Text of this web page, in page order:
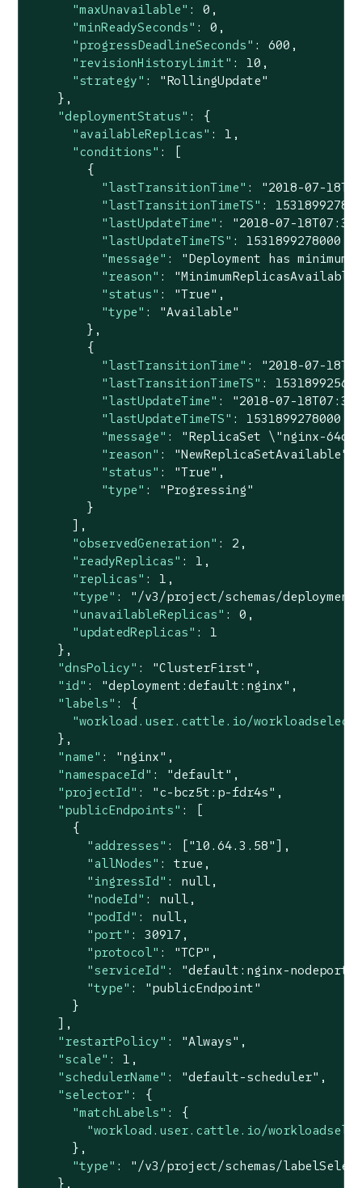
"maxUnavailable" : 0 ,
"minReadySeconds" : 0 ,
"progressDeadlineSeconds" : 600 ,
"revisionHistoryLimit" : 10 ,
"strategy" :
"RollingUpdate"
    },
"deploymentStatus" : {
"availableReplicas" : 1 ,
"conditions" : [
        {
"lastTransitionTime" :
"2018-07-
"lastTransitionTimeTS" :
"lastUpdateTime" :
"2018-07-
"lastUpdateTimeTS" : 1531899278000
"message" :
"Deployment has
"reason" :
"MinimumReplicasAvailable"
"status" : "True" ,
"type" :
"Available"
        },
        {
"lastTransitionTime" :
"2018-07-
"lastTransitionTimeTS" :
"lastUpdateTime" :
"2018-07-
"lastUpdateTimeTS" : 1531899278000
"message" :
"ReplicaSet \"nginx-
"reason" : "NewReplicaSetAvailable"
"status" : "True" ,
"type" :
"Progressing"
        }
      ],
"observedGeneration" : 2 ,
"readyReplicas" : 1 ,
"replicas" : 1 ,
"type" :
"/v3/project/schemas/
"unavailableReplicas" : 0 ,
"updatedReplicas" : 1
    },
"dnsPolicy" : "ClusterFirst" ,
"id" : "deployment:default:nginx" ,
"labels" : {
"workload.user.cattle.io/
    },
"name" : "nginx" ,
"namespaceId" : "default" ,
"projectId" : "c-bcz5t:p-fdr4s" ,
"publicEndpoints" : [
      {
"addresses" : ["10.64.3.58"],
"allNodes" : true,
"ingressId" : null ,
"nodeId" : null ,
"podId" : null ,
"port" : 30917 ,
"protocol" : "TCP" ,
"serviceId" : "default:nginx-nodeport"
"type" :
"publicEndpoint"
      }
    ],
"restartPolicy" : "Always" ,
"scale" : 1 ,
"schedulerName" : "default-scheduler" ,
"selector" : {
"matchLabels" : {
"workload.user.cattle.io/
      },
"type" :
"/v3/project/schemas/
    },